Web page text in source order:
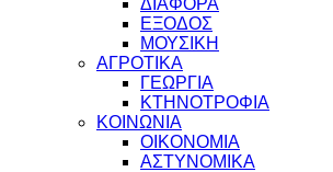
ΔΙΑΦΟΡΑ
ΕΞΟΔΟΣ
ΜΟΥΣΙΚΗ
ΑΓΡΟΤΙΚΑ
ΓΕΩΡΓΙΑ
ΚΤΗΝΟΤΡΟΦΙΑ
ΚΟΙΝΩΝΙΑ
ΟΙΚΟΝΟΜΙΑ
ΑΣΤΥΝΟΜΙΚΑ